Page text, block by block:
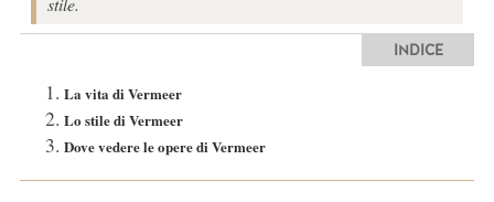
INDICE
La vita di Vermeer
Lo stile di Vermeer
Dove vedere le opere di Vermeer